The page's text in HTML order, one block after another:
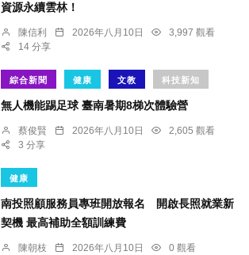
資源永續雲林！
陳信利 2026年八月10日
3,997 觀看
14 分享
綜合新聞 健康 文教 科技新知
無人機能踢足球 臺南暑期8梯次體驗營
蔡俊賢 2026年八月10日
2,605 觀看
3 分享
健康
南投照顧服務員專班開放報名 開啟長照就業新
契機 最高補助全額訓練費
陳朝枝 2026年八月10日
0 觀看